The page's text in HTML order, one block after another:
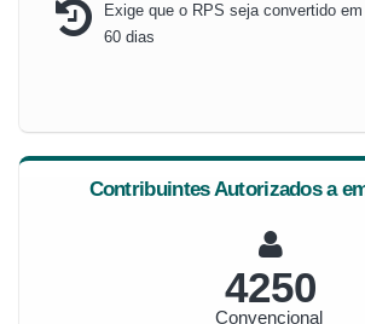
Exige que o RPS seja convertido
60 dias
Contribuintes Autorizados a
4554
Convencional